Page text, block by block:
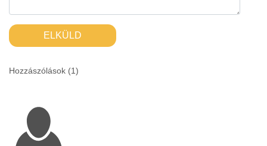
ELKÜLD
Hozzászólások (1)